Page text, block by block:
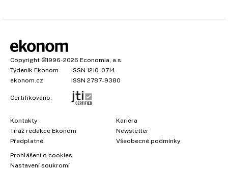
Copyright ©1996-2026 Economia, a.s.
Týdeník Ekonom
ISSN 1210-0714
ekonom.cz
ISSN 2787-9380
Certifikováno:
Kontakty
Tiráž redakce Ekonom
Předplatné
Kariéra
Newsletter
Všeobecné podmínky
Prohlášení o cookies
Nastavení soukromí